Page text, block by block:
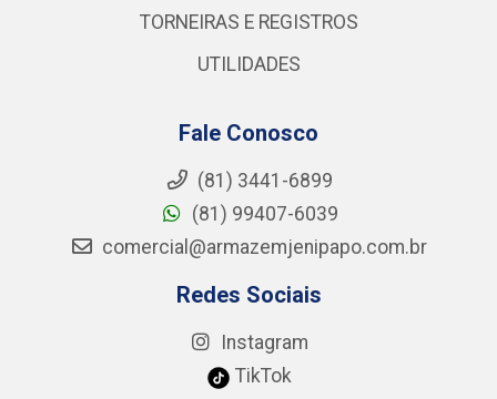
TORNEIRAS E REGISTROS
UTILIDADES
Fale Conosco
(81) 3441-6899
(81) 99407-6039
comercial@armazemjenipapo.com.br
Redes Sociais
Instagram
TikTok